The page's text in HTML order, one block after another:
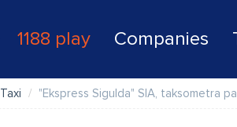
1188 play Companies
Taxi "Ekspress Sigulda" SIA, taksometra